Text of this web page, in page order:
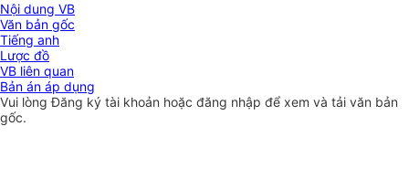
Nội dung VB
Văn bản gốc
Tiếng anh
Lược đồ
VB liên quan
Bản án áp dụng
Vui lòngĐăng ký tài khoản hoặc đăng nhập để xem và tải văn bản
gốc.